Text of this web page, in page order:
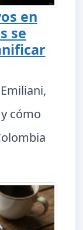
en
se
cómo